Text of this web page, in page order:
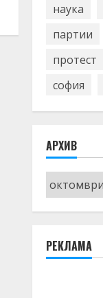
наука
партии
протест
софия
АРХИВ
Архив
РЕКЛАМА